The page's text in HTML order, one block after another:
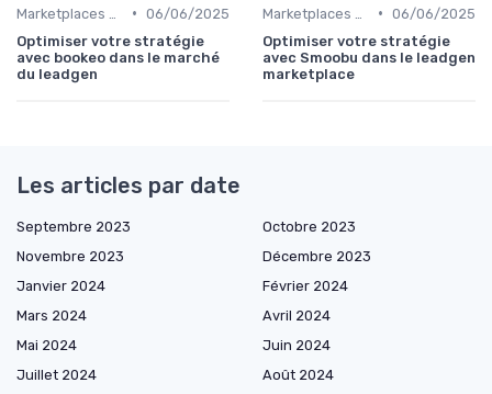
• 06/06/2025
Optimiser votre stratégie
avec bookeo dans le marché
du leadgen
• 06/06/2025
Optimiser votre stratégie
avec Smoobu dans le leadgen
marketplace
Les articles par date
Septembre 2023
Octobre 2023
Novembre 2023
Décembre 2023
Janvier 2024
Février 2024
Mars 2024
Avril 2024
Mai 2024
Juin 2024
Juillet 2024
Août 2024